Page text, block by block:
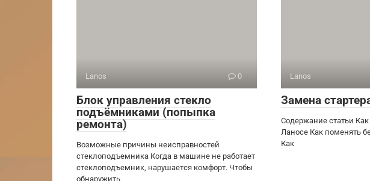
Lanos 0
Блок управления стекло
подъёмниками (попыпка
ремонта)
Возможные причины неисправностей
стеклоподъемника Когда в машине не работает
стеклоподъемник, нарушается комфорт. Чтобы
обнаружить
Lanos
Замена
Содержание статьи
Ланосе Как поменять
Как